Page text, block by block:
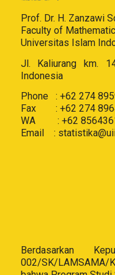
Prof. Dr. H. Zanzawi
Faculty of
Universitas Islam
Jl. Kaliurang km.
Indonesia
Phone : +62 274
Fax : +62 274
WA : +62
Email :
Berdasarkan
002/SK/LAMSAMA/